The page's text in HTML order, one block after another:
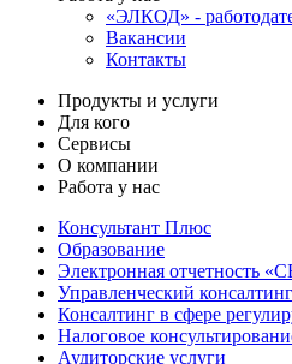
«ЭЛКОД» -
Вакансии
Контакты
Продукты и услуги
Для кого
Сервисы
О компании
Работа у нас
Консультант Плюс
Образование
Электронная отчетность
Управленческий консалтинг
Консалтинг в сфере
Налоговое
Аудиторские услуги